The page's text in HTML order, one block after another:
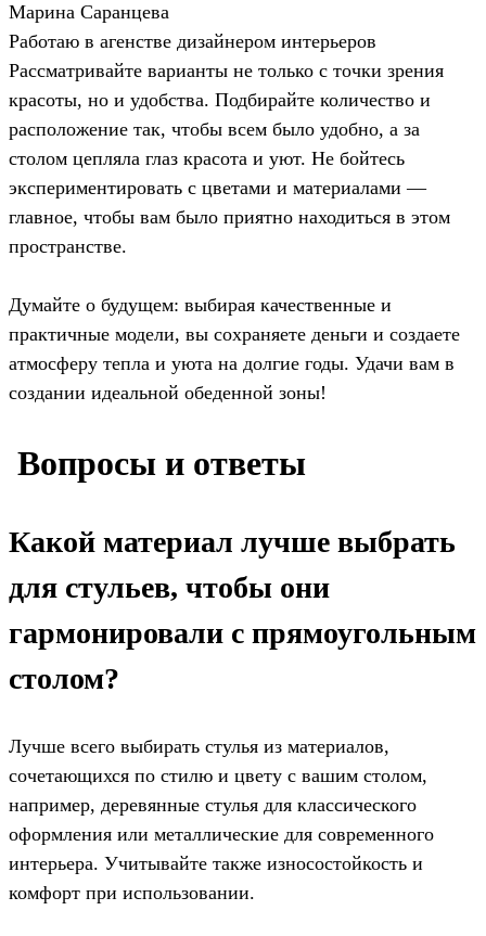
Марина Саранцева
Работаю в агенстве дизайнером интерьеров
Рассматривайте варианты не только с точки зрения
красоты, но и удобства. Подбирайте количество и
расположение так, чтобы всем было удобно, а за
столом цепляла глаз красота и уют. Не бойтесь
экспериментировать с цветами и материалами —
главное, чтобы вам было приятно находиться в этом
пространстве.
Думайте о будущем: выбирая качественные и
практичные модели, вы сохраняете деньги и создаете
атмосферу тепла и уюта на долгие годы. Удачи вам в
создании идеальной обеденной зоны!
️ Вопросы и ответы
Какой материал лучше выбрать
для стульев, чтобы они
гармонировали с прямоугольным
столом?
Лучше всего выбирать стулья из материалов,
сочетающихся по стилю и цвету с вашим столом,
например, деревянные стулья для классического
оформления или металлические для современного
интерьера. Учитывайте также износостойкость и
комфорт при использовании.